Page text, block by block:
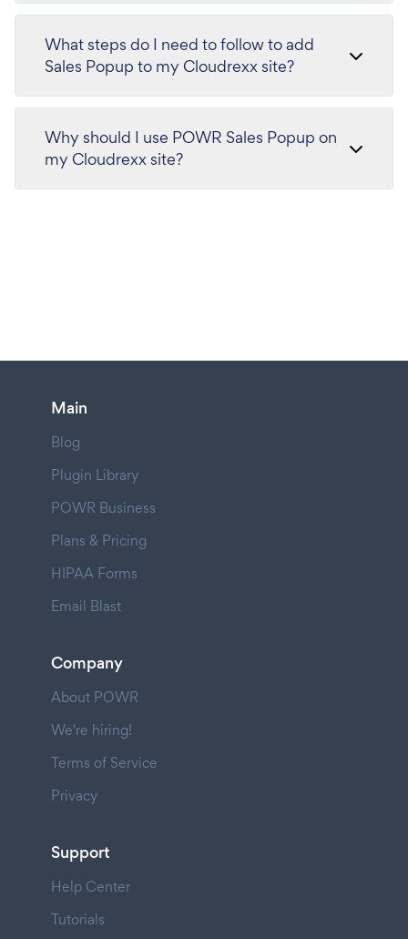
What steps do I need to follow to add
Sales Popup to my Cloudrexx site?
Why should I use POWR Sales Popup on
my Cloudrexx site?
Main
Blog
Plugin Library
POWR Business
Plans & Pricing
HIPAA Forms
Email Blast
Company
About POWR
We're hiring!
Terms of Service
Privacy
Support
Help Center
Tutorials